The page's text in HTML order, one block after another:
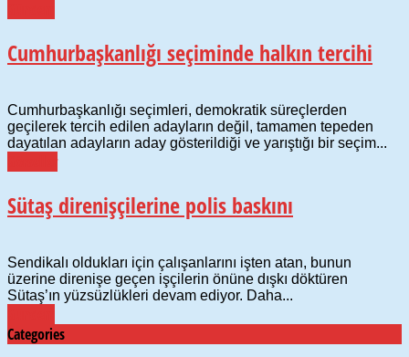
Cumhurbaşkanlığı seçiminde halkın tercihi
Cumhurbaşkanlığı seçimleri, demokratik süreçlerden
geçilerek tercih edilen adayların değil, tamamen tepeden
dayatılan adayların aday gösterildiği ve yarıştığı bir seçim...
Sütaş direnişçilerine polis baskını
Sendikalı oldukları için çalışanlarını işten atan, bunun
üzerine direnişe geçen işçilerin önüne dışkı döktüren
Sütaş’ın yüzsüzlükleri devam ediyor. Daha...
Categories